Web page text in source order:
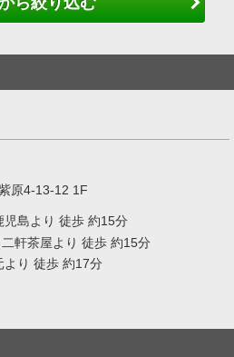
原4-13-12 1F
児島より 徒歩 約15分
軒茶屋より 徒歩 約15分
より 徒歩 約17分